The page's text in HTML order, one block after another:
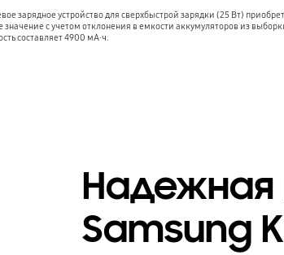
устройство для сверхбыстрой зарядки (25 Вт)
с учетом отклонения в емкости аккумуляторов из
составляет 4900 мА∙ч.
Samsung